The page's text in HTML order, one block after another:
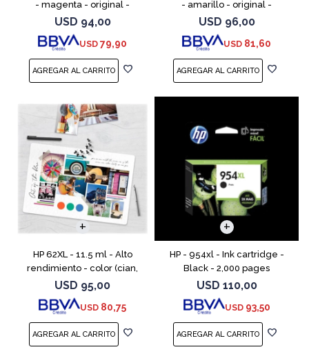
- magenta - original -
DesignJet - cartucho de tinta
- para DesignJet Studio, T210,
T230, T250, T6
USD 94,00
USD 79,90
- amarillo - original -
DesignJet - cartucho de tinta
- para DesignJet Studio, T210,
T230, T250, T
USD 96,00
USD 81,60
HP 62XL - 11.5 ml - Alto
rendimiento - color (cian,
magenta, amarillo) - original
- cartucho de tinta - para
ENVY 55XX, 56XX, 76
USD 95,00
USD 80,75
HP - 954xl - Ink cartridge -
Black - 2,000 pages
USD 110,00
USD 93,50